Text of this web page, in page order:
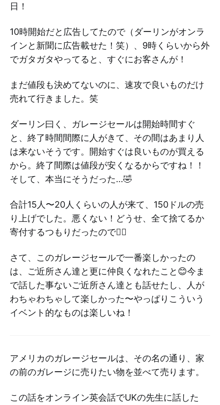
日！
10時開始だと広告してたので（ダーリンがオンラ
インと新聞に広告載せた！笑）、9時くらいから外
でガタガタやってると、すぐにお客さんが！
まだ値段も決めてないのに、速攻で良いものだけ
売れて行きました。笑
ダーリン曰く、ガレージセールは開始時間すぐ
と、終了時間間際に人がきて、その間はあまり人
は来ないそうです。開始すぐは良いものが買える
から。終了間際は値段が安くなるからですね！！
そして、本当にそうだった…🤣
合計15人〜20人くらいの人が来て、150ドルの売
り上げでした。悪くない！どうせ、全て捨てるか
寄付するつもりだったので✌🏻
さて、このガレージセールで一番楽しかったの
は、ご近所さん達と更に仲良くなれたこと😊今ま
で話した事ないご近所さん達とも話せたし、人が
わちゃわちゃして楽しかった〜やっぱりこういう
イベント的なものは楽しいね！
アメリカのガレージセールは、その名の通り、家
の前のガレージに売りたい物を並べて売ります。
この話をオンライン英会話でUKの先生に話した